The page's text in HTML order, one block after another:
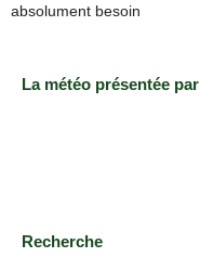
absolument besoin
La météo présentée par
Recherche